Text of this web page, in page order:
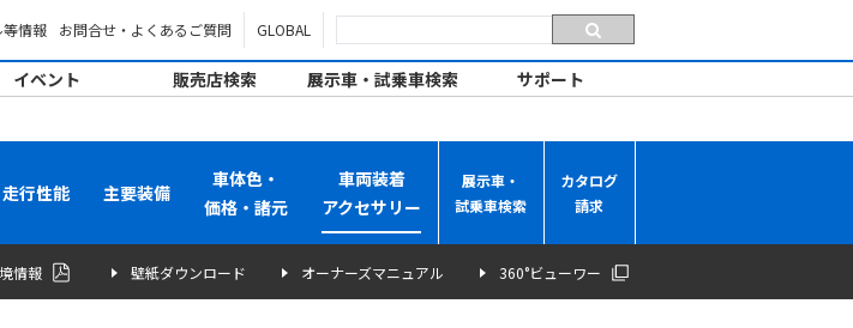
等情報 お問合せ・よくあるご質問 GLOBAL
イベント 販売店検索 展示車・試乗車検索 サポート
走行性能 主要装備
車体色・
価格・諸元
車両装着
アクセサリー
展示車・
試乗車検索
カタログ
請求
情報 壁紙ダウンロード オーナーズマニュアル 360°ビューワー